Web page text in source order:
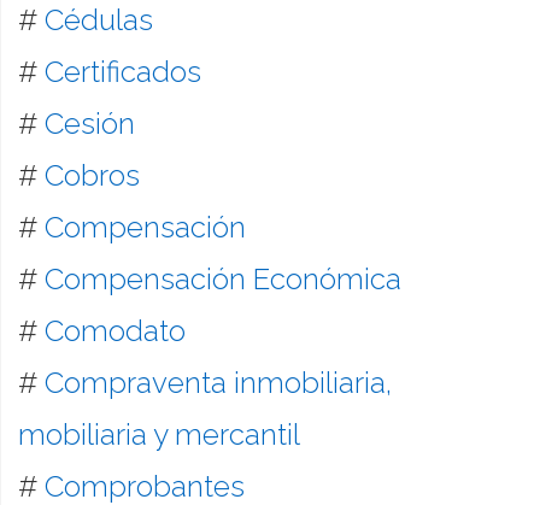
# Cédulas
# Certificados
# Cesión
# Cobros
# Compensación
# Compensación Económica
# Comodato
# Compraventa inmobiliaria,
mobiliaria y mercantil
# Comprobantes